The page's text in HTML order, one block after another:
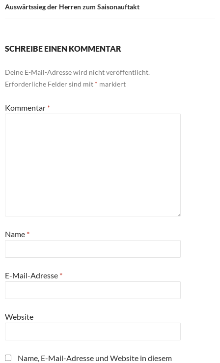
Auswärtssieg der Herren zum Saisonauftakt
SCHREIBE EINEN KOMMENTAR
Deine E-Mail-Adresse wird nicht veröffentlicht.
Erforderliche Felder sind mit * markiert
Kommentar *
Name *
E-Mail-Adresse *
Website
Name, E-Mail-Adresse und Website in diesem